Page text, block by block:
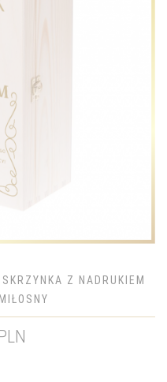
Z NADRUKIEM